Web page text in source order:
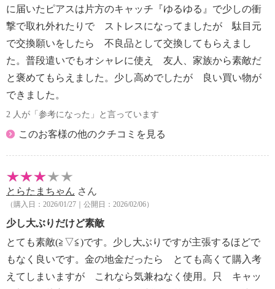
に届いたピアスは片方のキャッチ『ゆるゆる』で少しの衝
撃で取れ外れたりで ストレスになってましたが 駄目元
で交換願いをしたら 不良品として交換してもらえまし
た。普段遣いでもオシャレに使え 友人、家族から素敵だ
と褒めてもらえました。少し高めでしたが 良い買い物が
できました。
2 人が「参考になった」と言っています
このお客様の他のクチコミを見る
とらたまちゃん さん
（購入日：2026/01/27｜公開日：2026/02/06）
少し大ぶりだけど素敵
とても素敵(≧▽≦)です。少し大ぶりですが主張するほどで
もなく良いです。金の地金だったら とても高くて購入考
えてしまいますが これなら気兼ねなく使用。只 キャッ